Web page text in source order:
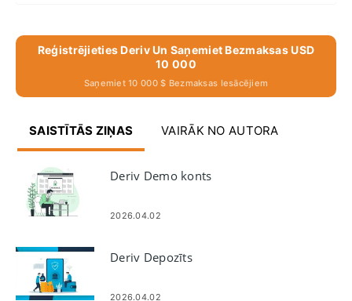
Reģistrējieties Deriv Un Saņemiet Bezmaksas USD
10 000
Saņemiet 10 000 $ Bezmaksas Iesācējiem
SAISTĪTĀS ZIŅAS VAIRĀK NO AUTORA
Deriv Demo konts
2026.04.02
Deriv Depozīts
2026.04.02